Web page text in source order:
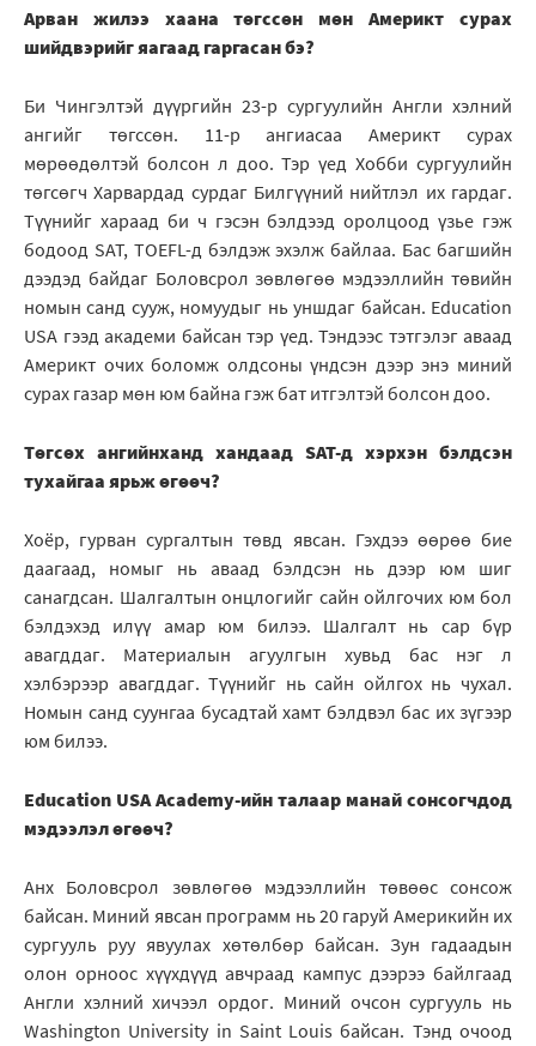
Арван жилээ хаана төгссөн мөн Америкт сурах
шийдвэрийг яагаад гаргасан бэ?
Би Чингэлтэй дүүргийн 23-р сургуулийн Англи хэлний
ангийг төгссөн. 11-р ангиасаа Америкт сурах
мөрөөдөлтэй болсон л доо. Тэр үед Хобби сургуулийн
төгсөгч Харвардад сурдаг Билгүүний нийтлэл их гардаг.
Түүнийг хараад би ч гэсэн бэлдээд оролцоод үзье гэж
бодоод SAT, TOEFL-д бэлдэж эхэлж байлаа. Бас багшийн
дээдэд байдаг Боловсрол зөвлөгөө мэдээллийн төвийн
номын санд сууж, номуудыг нь уншдаг байсан. Education
USA гээд академи байсан тэр үед. Тэндээс тэтгэлэг аваад
Америкт очих боломж олдсоны үндсэн дээр энэ миний
сурах газар мөн юм байна гэж бат итгэлтэй болсон доо.
Төгсөх ангийнханд хандаад SAT-д хэрхэн бэлдсэн
тухайгаа ярьж өгөөч?
Хоёр, гурван сургалтын төвд явсан. Гэхдээ өөрөө бие
даагаад, номыг нь аваад бэлдсэн нь дээр юм шиг
санагдсан. Шалгалтын онцлогийг сайн ойлгочих юм бол
бэлдэхэд илүү амар юм билээ. Шалгалт нь сар бүр
авагддаг. Материалын агуулгын хувьд бас нэг л
хэлбэрээр авагддаг. Түүнийг нь сайн ойлгох нь чухал.
Номын санд суунгаа бусадтай хамт бэлдвэл бас их зүгээр
юм билээ.
Education USA Academy-ийн талаар манай сонсогчдод
мэдээлэл өгөөч?
Анх Боловсрол зөвлөгөө мэдээллийн төвөөс сонсож
байсан. Миний явсан программ нь 20 гаруй Америкийн их
сургууль руу явуулах хөтөлбөр байсан. Зун гадаадын
олон орноос хүүхдүүд авчраад кампус дээрээ байлгаад
Англи хэлний хичээл ордог. Миний очсон сургууль нь
Washington University in Saint Louis байсан. Тэнд очоод